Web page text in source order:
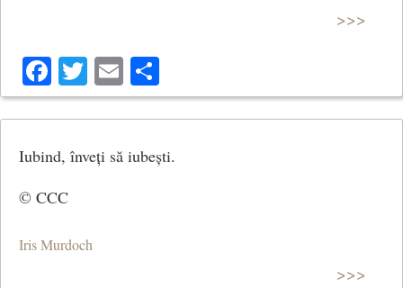
>>>
Facebook
Twitter
Email
Iubind, înveți să iubești.
© CCC
Iris Murdoch
>>>